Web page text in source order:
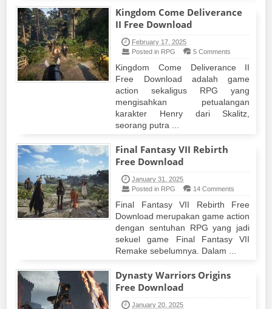
Kingdom Come Deliverance
II Free Download
February 17, 2025
Posted in RPG
5 Comments
Kingdom Come Deliverance II
Free Download adalah game
action sekaligus RPG yang
mengisahkan petualangan
karakter Henry dari Skalitz,
seorang putra ...
Final Fantasy VII Rebirth
Free Download
January 31, 2025
Posted in RPG
14 Comments
Final Fantasy VII Rebirth Free
Download merupakan game action
dengan sentuhan RPG yang jadi
sekuel game Final Fantasy VII
Remake sebelumnya. Dalam ...
Dynasty Warriors Origins
Free Download
January 20, 2025